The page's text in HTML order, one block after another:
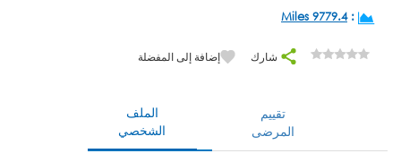
:
9779.4 Miles
شارك إضافة إلى المفضلة
الملف
الشخصي
تقييم
المرضى